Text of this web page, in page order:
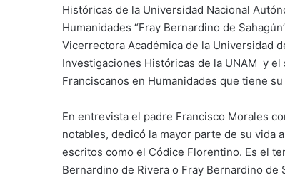
Históricas de la Universidad Nacional
Humanidades “Fray Bernardino de
Vicerrectora Académica de la Universidad
Investigaciones Históricas de la UNAM y
Franciscanos en Humanidades que tiene
En entrevista el padre Francisco Morales
notables, dedicó la mayor parte de su vida
escritos como el Códice Florentino. Es el
Bernardino de Rivera o Fray Bernardino